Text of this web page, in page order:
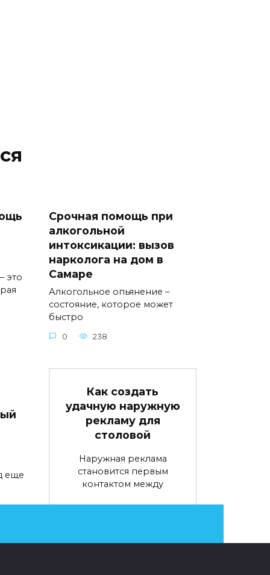
это
Срочная помощь при
алкогольной
интоксикации: вызов
нарколога на дом в
Самаре
Алкогольное опьянение –
состояние, которое может
быстро
0 238
еще
Как создать
удачную наружную
рекламу для
столовой
Наружная реклама
становится первым
контактом между